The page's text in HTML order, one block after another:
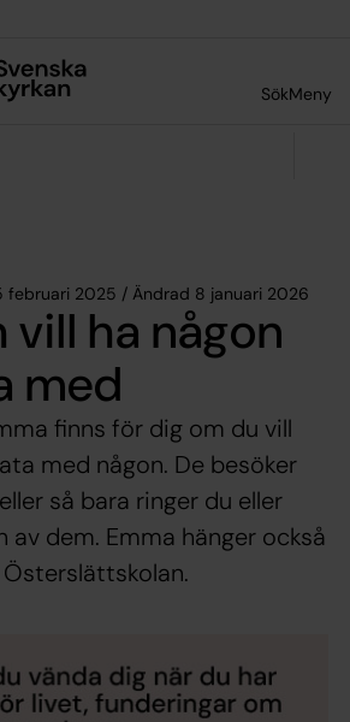
SökMeny
februari 2025 / Ändrad 8 januari 2026
vill ha någon
med
finns för dig om du vill
med någon. De besöker
så bara ringer du eller
av dem. Emma hänger också